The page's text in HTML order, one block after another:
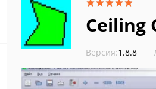
Ceiling
Версия:1.8.8